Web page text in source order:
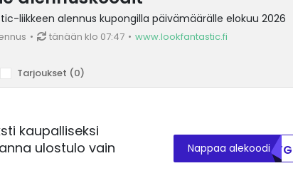
liikkeen alennus kupongilla päivämäärälle elokuu 2026
tänään klo 07:47 www.lookfantastic.fi
Tarjoukset (0)
kaupalliseksi
ulostulo vain
Nappaa alekoodiNTFG